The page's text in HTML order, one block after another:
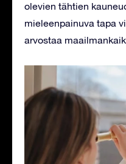
olevien tähtien
mieleenpainuva tapa
arvostaa